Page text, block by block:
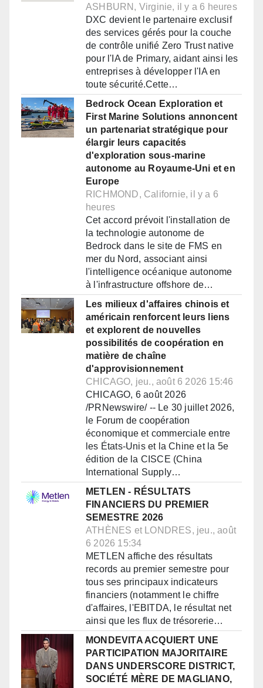
ASHBURN, Virginie, il y a 6 heures
DXC devient le partenaire exclusif
des services gérés pour la couche
de contrôle unifié Zero Trust native
pour l'IA de Primary, aidant ainsi les
entreprises à développer l'IA en
toute sécurité.Cette…
Bedrock Ocean Exploration et
First Marine Solutions annoncent
un partenariat stratégique pour
élargir leurs capacités
d'exploration sous-marine
autonome au Royaume-Uni et en
Europe
RICHMOND, Californie, il y a 6
heures
Cet accord prévoit l'installation de
la technologie autonome de
Bedrock dans le site de FMS en
mer du Nord, associant ainsi
l'intelligence océanique autonome
à l'infrastructure offshore de…
Les milieux d'affaires chinois et
américain renforcent leurs liens
et explorent de nouvelles
possibilités de coopération en
matière de chaîne
d'approvisionnement
CHICAGO, jeu., août 6 2026 15:46
CHICAGO, 6 août 2026
/PRNewswire/ -- Le 30 juillet 2026,
le Forum de coopération
économique et commerciale entre
les États-Unis et la Chine et la 5e
édition de la CISCE (China
International Supply…
METLEN - RÉSULTATS
FINANCIERS DU PREMIER
SEMESTRE 2026
ATHÈNES et LONDRES, jeu., août
6 2026 15:34
METLEN affiche des résultats
records au premier semestre pour
tous ses principaux indicateurs
financiers (notamment le chiffre
d'affaires, l'EBITDA, le résultat net
ainsi que les flux de trésorerie…
MONDEVITA ACQUIERT UNE
PARTICIPATION MAJORITAIRE
DANS UNDERSCORE DISTRICT,
SOCIÉTÉ MÈRE DE MAGLIANO,